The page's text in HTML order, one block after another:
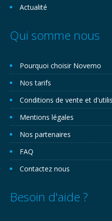
Actualité
Qui somme nous
Pourquoi choisir Novemo
Nos tarifs
Conditions de vente et
Mentions légales
Nos partenaires
FAQ
Contactez nous
Besoin d'aide ?